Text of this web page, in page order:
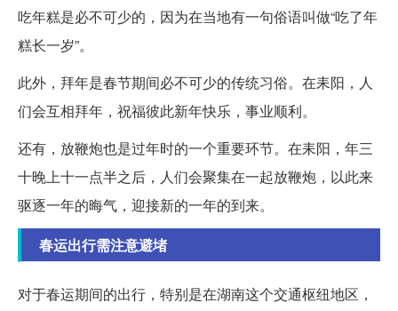
吃年糕是必不可少的，因为在当地有一句俗语叫做“吃了年
糕长一岁”。
此外，拜年是春节期间必不可少的传统习俗。在耒阳，人
们会互相拜年，祝福彼此新年快乐，事业顺利。
还有，放鞭炮也是过年时的一个重要环节。在耒阳，年三
十晚上十一点半之后，人们会聚集在一起放鞭炮，以此来
驱逐一年的晦气，迎接新的一年的到来。
春运出行需注意避堵
对于春运期间的出行，特别是在湖南这个交通枢纽地区，